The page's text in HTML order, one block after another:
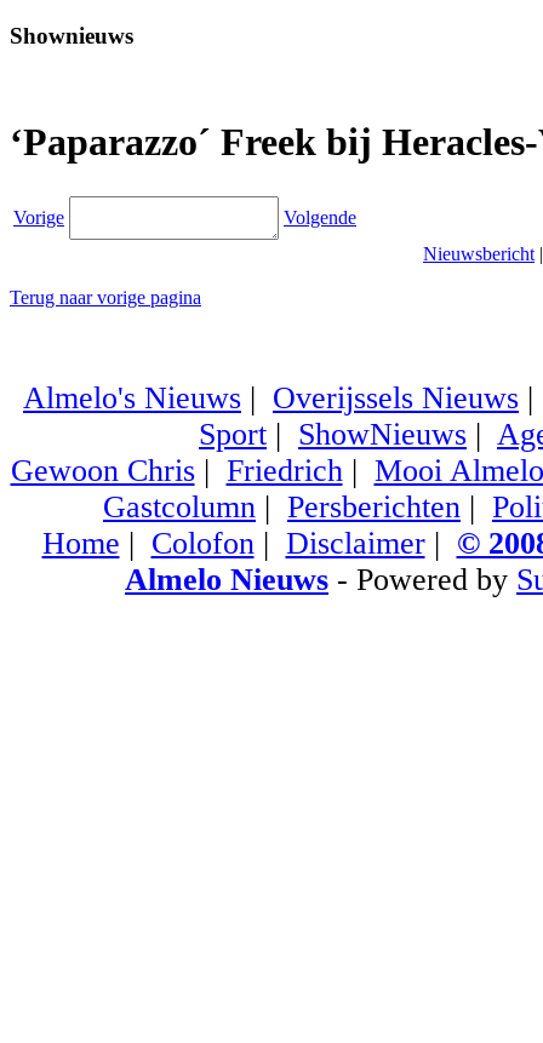
Shownieuws
‘Paparazzo´ Freek bij
Vorige
Volgende
Nieuwsbericht
Terug naar vorige pagina
Almelo's Nieuws | Overijssels Nieuws
Sport | ShowNieuws |
Gewoon Chris| Friedrich| Mooi Almelo
Gastcolumn | Persberichten |
Home | Colofon| Disclaimer| ©
Almelo Nieuws - Powered by